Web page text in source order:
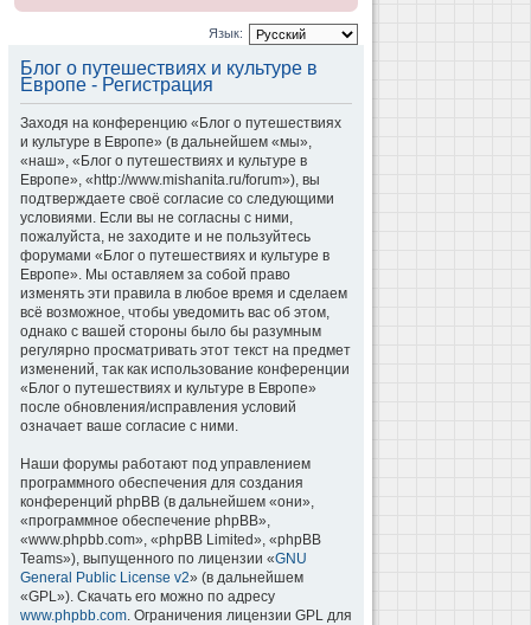
Язык:
Блог о путешествиях и культуре в
Европе - Регистрация
Заходя на конференцию «Блог о путешествиях
и культуре в Европе» (в дальнейшем «мы»,
«наш», «Блог о путешествиях и культуре в
Европе», «http://www.mishanita.ru/forum»), вы
подтверждаете своё согласие со следующими
условиями. Если вы не согласны с ними,
пожалуйста, не заходите и не пользуйтесь
форумами «Блог о путешествиях и культуре в
Европе». Мы оставляем за собой право
изменять эти правила в любое время и сделаем
всё возможное, чтобы уведомить вас об этом,
однако с вашей стороны было бы разумным
регулярно просматривать этот текст на предмет
изменений, так как использование конференции
«Блог о путешествиях и культуре в Европе»
после обновления/исправления условий
означает ваше согласие с ними.
Наши форумы работают под управлением
программного обеспечения для создания
конференций phpBB (в дальнейшем «они»,
«программное обеспечение phpBB»,
«www.phpbb.com», «phpBB Limited», «phpBB
Teams»), выпущенного по лицензии «GNU
General Public License v2» (в дальнейшем
«GPL»). Скачать его можно по адресу
www.phpbb.com. Ограничения лицензии GPL для